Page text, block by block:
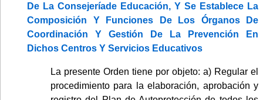
De La Consejeríade Educación, Y Se Establece La
Composición Y Funciones De Los Órganos De
Coordinación Y Gestión De La Prevención En
Dichos Centros Y Servicios Educativos
La presente Orden tiene por objeto: a) Regular el
procedimiento para la elaboración, aprobación y